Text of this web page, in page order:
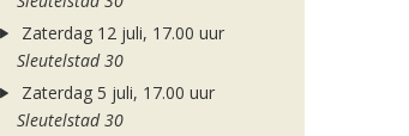
Zaterdag 12 juli, 17.00 uur
Sleutelstad 30
Zaterdag 5 juli, 17.00 uur
Sleutelstad 30